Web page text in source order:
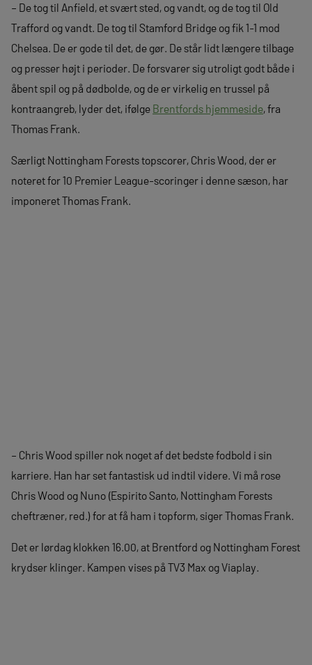
– De tog til Anfield, et svært sted, og vandt, og de tog til Old
Trafford og vandt. De tog til Stamford Bridge og fik 1-1 mod
Chelsea. De er gode til det, de gør. De står lidt længere tilbage
og presser højt i perioder. De forsvarer sig utroligt godt både i
åbent spil og på dødbolde, og de er virkelig en trussel på
kontraangreb, lyder det, ifølge Brentfords hjemmeside, fra
Thomas Frank.
Særligt Nottingham Forests topscorer, Chris Wood, der er
noteret for 10 Premier League-scoringer i denne sæson, har
imponeret Thomas Frank.
– Chris Wood spiller nok noget af det bedste fodbold i sin
karriere. Han har set fantastisk ud indtil videre. Vi må rose
Chris Wood og Nuno (Espirito Santo, Nottingham Forests
cheftræner, red.) for at få ham i topform, siger Thomas Frank.
Det er lørdag klokken 16.00, at Brentford og Nottingham Forest
krydser klinger. Kampen vises på TV3 Max og Viaplay.